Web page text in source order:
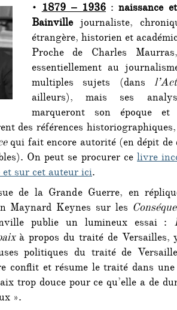
•1879 – 1936 :naissance
Bainvillejournaliste,
étrangère, historien et
Proche de Charles
essentiellement au
multiples sujets (dans
ailleurs), mais ses
marqueront son époque et
des références
qui fait encore autorité (en dépit de
On peut se procurer celivre
sur cet auteur ici.
de la Grande Guerre, en
Maynard Keynes sur les
publie un lumineux essai :
à propos du traité de Versailles,
politiques du traité de
conflit et résume le traité dans
trop douce pour ce qu’elle a de
».